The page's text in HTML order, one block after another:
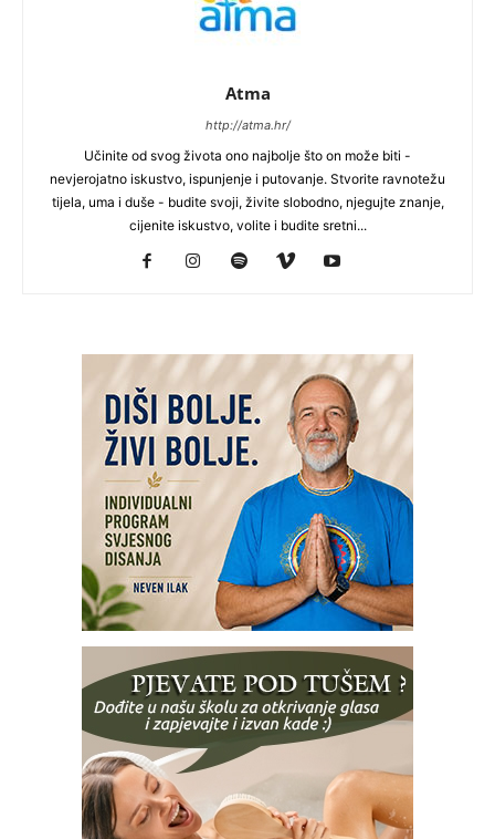
Atma
http://atma.hr/
Učinite od svog života ono najbolje što on može biti -
nevjerojatno iskustvo, ispunjenje i putovanje. Stvorite ravnotežu
tijela, uma i duše - budite svoji, živite slobodno, njegujte znanje,
cijenite iskustvo, volite i budite sretni...